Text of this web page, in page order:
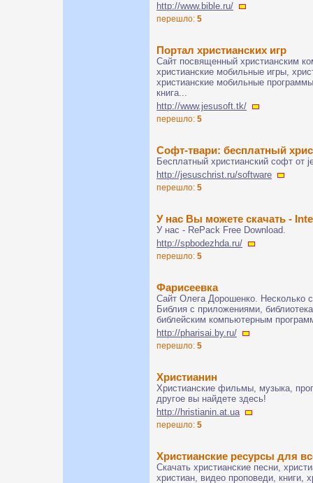
http://www.bible.ru/
перешло: 5
Портал христианских игр
Сайт посвященный христианским
христианские мобильные игры,
христианские мобильные
книга...
http://www.jesusoft.tk/
перешло: 5
Софт-твари: бесплатный
Бесплатный христианский софт от
http://jesuschrist.ru/software
перешло: 5
У нас Вы можете скачать -
У нас - RePack Free Download.
http://spbodezhda.ru/
перешло: 5
Фарисеевка
Сайт Олега Дорошенко. Несколько
Библия с приложениями,
библейским компьютерным
http://pharisai.by.ru/
перешло: 5
Христианин
Христианские фильмы, музыка,
другое вы найдете здесь!
http://hristianin.at.ua
перешло: 5
Христианские ресурсы для
Скачать христианские песни,
христиан, видео проповеди, книги,